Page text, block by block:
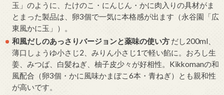
玉」のように、たけのこ・にんじん・かに肉入りの具材がま
とまった製品は、卵3個で一気に本格感が出ます（永谷園「広
東風かに玉」）。
和風だしのあっさりバージョンと薬味の使い方 だし200ml、
薄口しょうゆ小さじ2、みりん小さじ1で軽い餡に。おろし生
姜、みつば、白髪ねぎ、柚子皮少々が好相性。Kikkomanの和
風配合（卵3個・かに風味かまぼこ6本・青ねぎ）とも親和性
が高いです。